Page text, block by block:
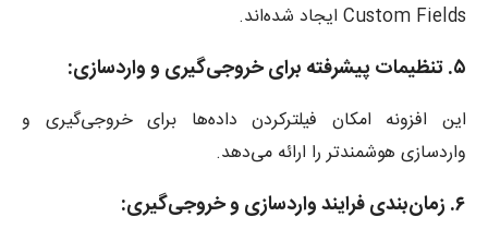
Custom Fields ایجاد شده‌اند.
۵. تنظیمات پیشرفته برای خروجی‌گیری و واردسازی:
این افزونه امکان فیلترکردن داده‌ها برای خروجی‌گیری و
واردسازی هوشمندتر را ارائه می‌دهد.
۶. زمان‌بندی فرایند واردسازی و خروجی‌گیری: